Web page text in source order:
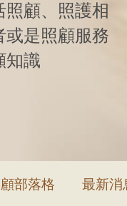
照顧、照護相
或是照顧服務
知識
部落格 最新消